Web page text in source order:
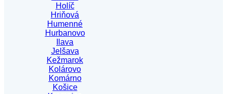
Holíč
Hriňová
Humenné
Hurbanovo
Ilava
Jelšava
Kežmarok
Kolárovo
Komárno
Košice